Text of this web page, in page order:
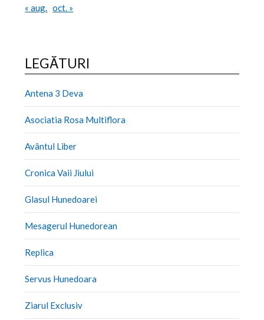
« aug. oct. »
LEGĂTURI
Antena 3 Deva
Asociatia Rosa Multiflora
Avântul Liber
Cronica Vaii Jiului
Glasul Hunedoarei
Mesagerul Hunedorean
Replica
Servus Hunedoara
Ziarul Exclusiv